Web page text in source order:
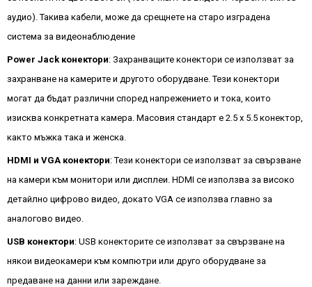
аудио). Такива кабели, може да срещнете на старо изградена
система за видеонаблюдение
Power Jack конектори: Захранващите конектори се използват за
захранване на камерите и другото оборудване. Тези конектори
могат да бъдат различни според напрежението и тока, които
изисква конкретната камера. Масовия стандарт е 2.5 х 5.5 конектор,
както мъжка така и женска.
HDMI и VGA конектори: Тези конектори се използват за свързване
на камери към монитори или дисплеи. HDMI се използва за високо
детайлно цифрово видео, докато VGA се използва главно за
аналогово видео.
USB конектори: USB конекторите се използват за свързване на
някои видеокамери към компютри или друго оборудване за
предаване на данни или зареждане.